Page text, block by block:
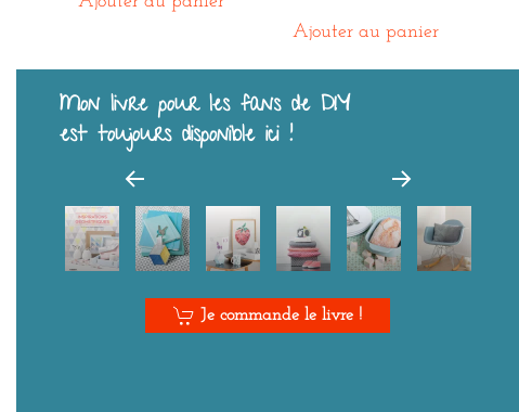
Ajouter au panier
Mon livre pour les fans de DIY
est toujours disponible ici !
Je commande le livre !